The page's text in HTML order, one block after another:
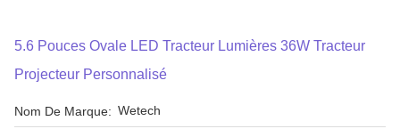
5.6 Pouces Ovale LED Tracteur Lumières 36W Tracteur
Projecteur Personnalisé
Nom De Marque: Wetech